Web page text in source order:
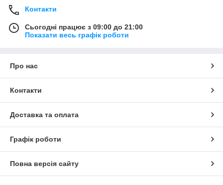
Контакти
Сьогодні працює з 09:00 до 21:00
Показати весь графік роботи
Про нас
Контакти
Доставка та оплата
Графік роботи
Повна версія сайту